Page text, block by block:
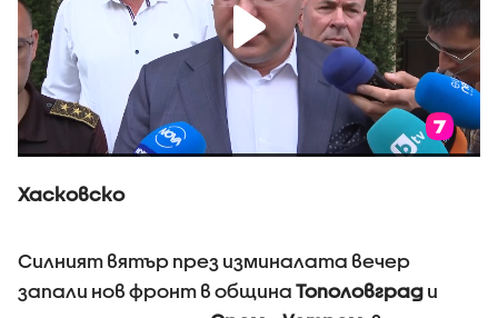
Хасковско
Силният вятър през изминалата вечер
запали нов фронт в община Тополовград и